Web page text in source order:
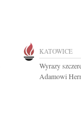
KATOWICE
Wyrazy
Adamowi